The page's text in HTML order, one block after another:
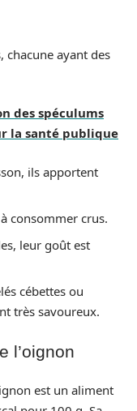
chacune ayant des
des spéculums
la santé publique
ils apportent
consommer crus.
leur goût est
cébettes ou
très savoureux.
l’oignon
est un aliment